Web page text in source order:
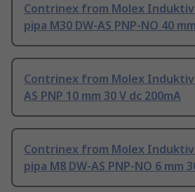
Contrinex from Molex Induktiv
pipa M30 DW-AS PNP-NO 40
Contrinex from Molex Induktiv
AS PNP 10 mm 30 V dc 200mA
Contrinex from Molex Induktiv
pipa M8 DW-AS PNP-NO 6 mm